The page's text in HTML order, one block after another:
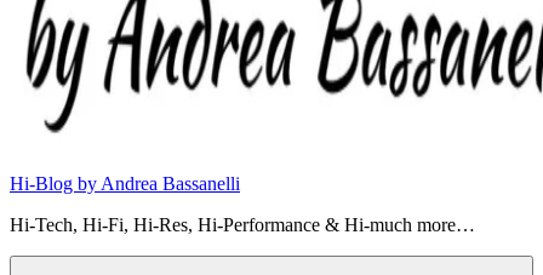
Hi-Blog by Andrea Bassanelli
Hi-Tech, Hi-Fi, Hi-Res, Hi-Performance & Hi-much more…